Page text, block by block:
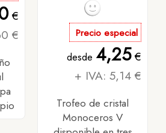
€
€
Precio especial
desde 4,25€
+ IVA: 5,14 €
Trofeo de cristal
Monoceros V